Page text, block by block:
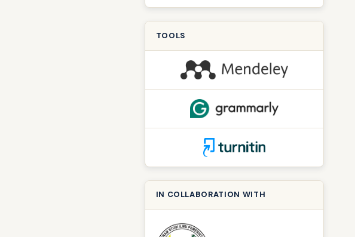
TOOLS
IN COLLABORATION WITH